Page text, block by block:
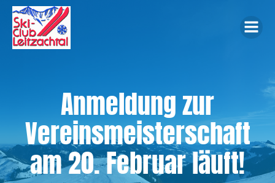
Anmeldung zur
Vereinsmeisterschaft
am 20. Februar läuft!